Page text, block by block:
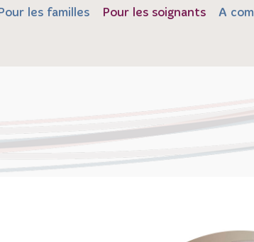
Pour les familles Pour les soignants A